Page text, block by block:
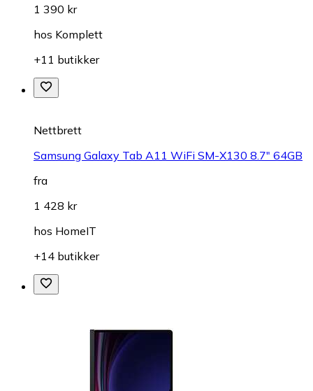
1 390 kr
hos Komplett
+11 butikker
Nettbrett
Samsung Galaxy Tab A11 WiFi SM-X130 8.7" 64GB
fra
1 428 kr
hos HomeIT
+14 butikker